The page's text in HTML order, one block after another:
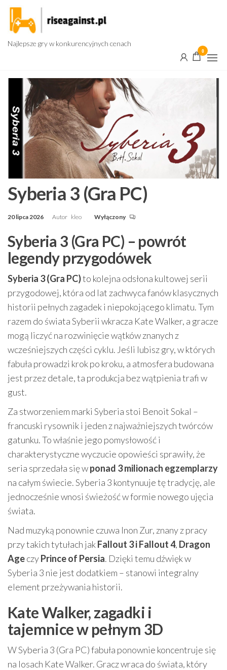
Przejdź
treści
Najlepsze gry w konkurencyjnych cenach
0
Syberia 3 (Gra PC)
20 lipca 2026 Autor kleo Wyłączony
Syberia 3 (Gra PC) – powrót
legendy przygodówek
Syberia 3 (Gra PC)to kolejna odsłona kultowej serii
przygodowej, która od lat zachwyca fanów klasycznych
historii pełnych zagadek i niepokojącego klimatu. Tym
razem do świata Syberii wkracza Kate Walker, a gracze
mogą liczyć na rozwinięcie wątków znanych z
wcześniejszych części cyklu. Jeśli lubisz gry, w których
fabuła prowadzi krok po kroku, a atmosfera budowana
jest przez detale, ta produkcja bez wątpienia trafi w
gust.
Za stworzeniem marki Syberia stoi Benoit Sokal –
francuski rysownik i jeden z najważniejszych twórców
gatunku. To właśnie jego pomysłowość i
charakterystyczne wyczucie opowieści sprawiły, że
seria sprzedała się wponad 3 milionach egzemplarzy
na całym świecie. Syberia 3 kontynuuje tę tradycję, ale
jednocześnie wnosi świeżość w formie nowego ujęcia
świata.
Nad muzyką ponownie czuwa Inon Zur, znany z pracy
przy takich tytułach jakFallout 3 i Fallout 4, Dragon
AgeczyPrince of Persia. Dzięki temu dźwięk w
Syberia 3 nie jest dodatkiem – stanowi integralny
element przeżywania historii.
Kate Walker, zagadki i
tajemnice w pełnym 3D
W Syberia 3 (Gra PC) fabuła ponownie koncentruje się
na losach Kate Walker. Gracz wraca do świata, który